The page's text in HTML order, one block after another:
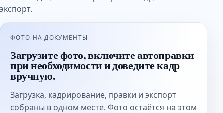
экспорт.
ФОТО НА ДОКУМЕНТЫ
Загрузите фото, включите автоправки
при необходимости и доведите кадр
вручную.
Загрузка, кадрирование, правки и экспорт
собраны в одном месте. Фото остаётся на этом